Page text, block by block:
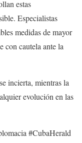
estas
Especialistas
medidas de mayor
con cautela ante la
incierta, mientras la
evolución en las
#CubaHerald